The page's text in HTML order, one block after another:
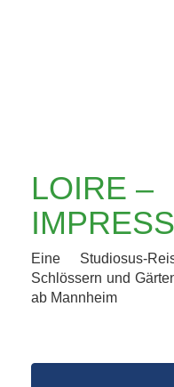
LOIRE –
Eine Studiosus-
Schlössern und
ab Mannheim